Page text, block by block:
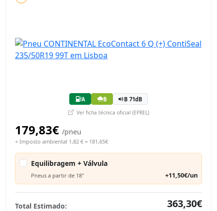
A B B 71dB
Ver ficha técnica oficial (EPREL)
179,83€ /pneu
+ Imposto ambiental 1,82 € = 181,65€
Equilibragem + Válvula
Pneus a partir de 18" +11,50€/un
Total Estimado:
363,30€